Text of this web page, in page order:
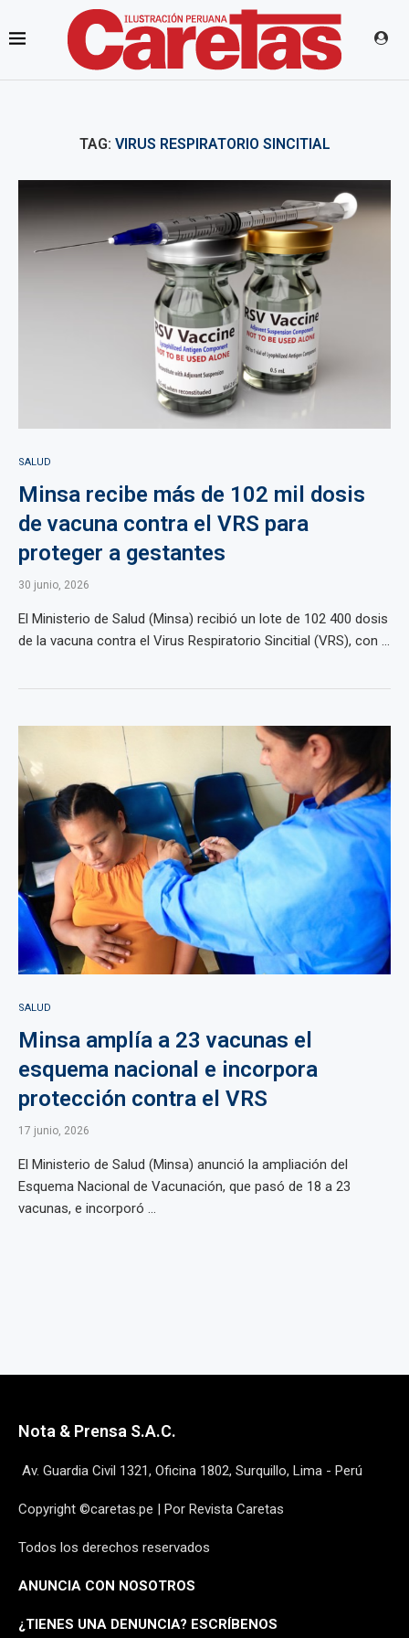
TAG: VIRUS RESPIRATORIO SINCITIAL
SALUD
Minsa recibe más de 102 mil dosis
de vacuna contra el VRS para
proteger a gestantes
30 junio, 2026
El Ministerio de Salud (Minsa) recibió un lote de 102 400 dosis
de la vacuna contra el Virus Respiratorio Sincitial (VRS), con ...
SALUD
Minsa amplía a 23 vacunas el
esquema nacional e incorpora
protección contra el VRS
17 junio, 2026
El Ministerio de Salud (Minsa) anunció la ampliación del
Esquema Nacional de Vacunación, que pasó de 18 a 23
vacunas, e incorporó ...
Nota & Prensa S.A.C.
Av. Guardia Civil 1321, Oficina 1802, Surquillo, Lima - Perú
Copyright ©caretas.pe | Por Revista Caretas
Todos los derechos reservados
ANUNCIA CON NOSOTROS
¿TIENES UNA DENUNCIA? ESCRÍBENOS